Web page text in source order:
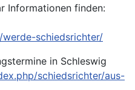
Informationen finden:
schiedsrichter/
in Schleswig
schiedsrichter/aus-